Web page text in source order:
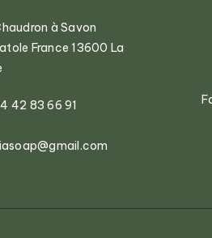
à Savon
France 13600 La
42 83 66 91